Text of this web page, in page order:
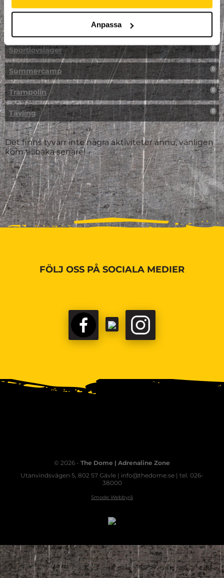
Anpassa
Skateboard 0
Sportlovsläger 0
Summercamp 0
Trampolin 0
Tävling 0
Det finns tyvärr inte några aktiviteter ännu, vänligen
kom tillbaka senare!
FÖLJ OSS PÅ SOCIALA MEDIER
© 2026 - The Dome | Adrenaline Zone
Utanvindsvägen 5, 802 57 Gävle | info@thedome.se | tel. 026-
38000
Smode Webbyrå